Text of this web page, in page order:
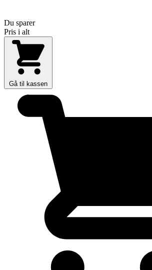
Du sparer
Pris i alt
Gå til kassen